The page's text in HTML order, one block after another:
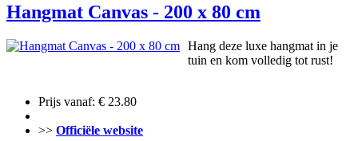
Hangmat Canvas - 200 x 80 cm
Hang deze luxe hangmat in je
tuin en kom volledig tot rust!
Prijs vanaf: € 23.80
>> Officiële website